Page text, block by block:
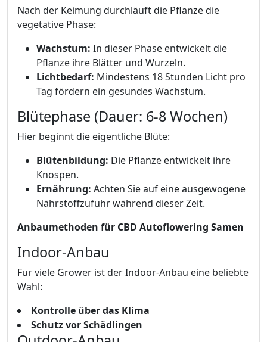
Nach der Keimung durchläuft die Pflanze die
vegetative Phase:
Wachstum: In dieser Phase entwickelt die
Pflanze ihre Blätter und Wurzeln.
Lichtbedarf: Mindestens 18 Stunden Licht pro
Tag fördern ein gesundes Wachstum.
Blütephase (Dauer: 6-8 Wochen)
Hier beginnt die eigentliche Blüte:
Blütenbildung: Die Pflanze entwickelt ihre
Knospen.
Ernährung: Achten Sie auf eine ausgewogene
Nährstoffzufuhr während dieser Zeit.
Anbaumethoden für CBD Autoflowering Samen
Indoor-Anbau
Für viele Grower ist der Indoor-Anbau eine beliebte
Wahl:
Kontrolle über das Klima
Schutz vor Schädlingen